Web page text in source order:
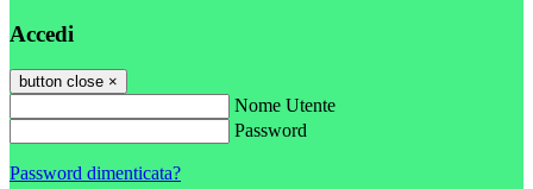
Accedi
button close ×
Nome Utente
Password
Password dimenticata?